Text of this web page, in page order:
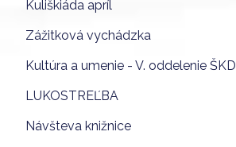
Kuliškiáda apríl
Zážitková vychádzka
Kultúra a umenie - V. oddelenie ŠKD
LUKOSTREĽBA
Návšteva knižnice